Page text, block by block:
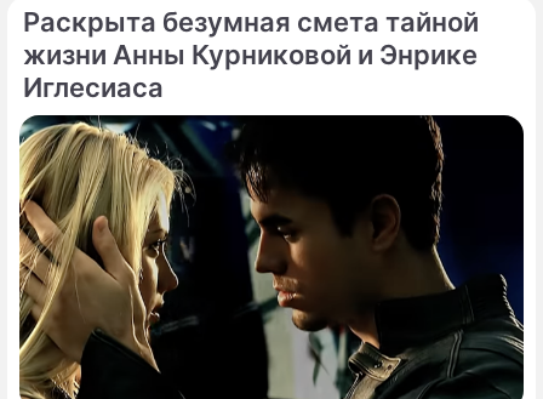
Раскрыта безумная смета тайной
жизни Анны Курниковой и Энрике
Иглесиаса